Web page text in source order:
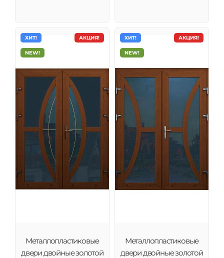
АКЦИЯ!
ХИТ!
NEW!
Металлопластиковые
двери двойные золотой
АКЦИЯ!
ХИТ!
NEW!
Металлопластиковые
двери двойные золотой